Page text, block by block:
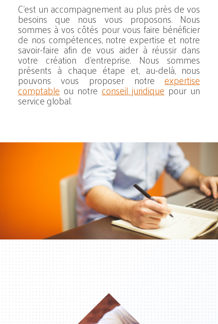
C’est un accompagnement au plus près de vos
besoins que nous vous proposons. Nous
sommes à vos côtés pour vous faire bénéficier
de nos compétences, notre expertise et notre
savoir-faire afin de vous aider à réussir dans
votre création d’entreprise. Nous sommes
présents à chaque étape et, au-delà, nous
pouvons vous proposer notreexpertise
comptableou notre conseil juridiquepour un
service global.